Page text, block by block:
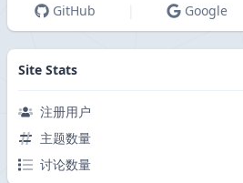
GitHub Google
Site Stats
注册用户
主题数量
讨论数量